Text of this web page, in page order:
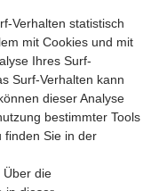
Verhalten statistisch
mit Cookies und mit
Ihres Surf-
Surf-Verhalten kann
dieser Analyse
bestimmter Tools
finden Sie in der
Über die